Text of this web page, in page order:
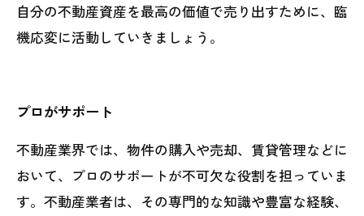
自分の不動産資産を最高の価値で売り出すために、臨
機応変に活動していきましょう。
プロがサポート
不動産業界では、物件の購入や売却、賃貸管理などに
おいて、プロのサポートが不可欠な役割を担っていま
す。不動産業者は、その専門的な知識や豊富な経験、